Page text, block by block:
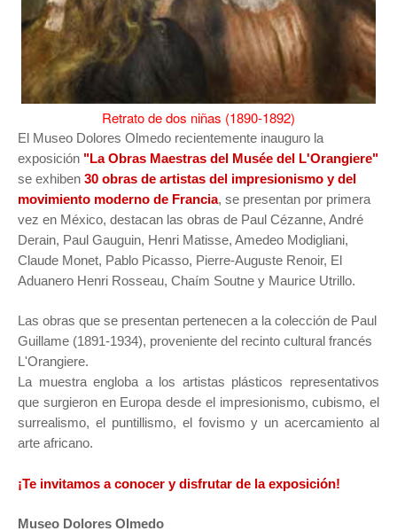
Retrato de dos niñas (1890-1892)
El Museo Dolores Olmedo recientemente inauguro la
exposición "La Obras Maestras del Musée del L'Orangiere"
se exhiben 30 obras de artistas del impresionismo y del
movimiento moderno de Francia, se presentan por primera
vez en México, destacan las obras de Paul Cézanne, André
Derain, Paul Gauguin, Henri Matisse, Amedeo Modigliani,
Claude Monet, Pablo Picasso, Pierre-Auguste Renoir, El
Aduanero Henri Rosseau, Chaím Soutne y Maurice Utrillo.
Las obras que se presentan pertenecen a la colección de Paul
Guillame (1891-1934), proveniente del recinto cultural francés
L'Orangiere.
La muestra engloba a los artistas plásticos representativos
que surgieron en Europa desde el impresionismo, cubismo, el
surrealismo, el puntillismo, el fovismo y un acercamiento al
arte africano.
¡Te invitamos a conocer y disfrutar de la exposición!
Museo Dolores Olmedo